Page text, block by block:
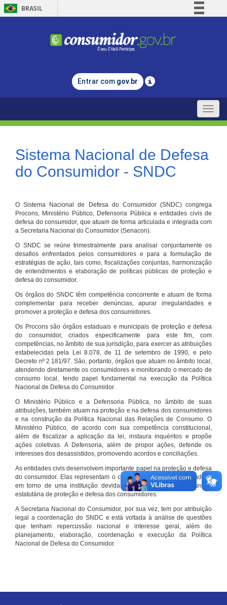
BRASIL
Comunica BR
Legislação
Entrar com gov.br
Toggle
Sistema Nacional de Defesa
do Consumidor - SNDC
O Sistema Nacional de Defesa do Consumidor (SNDC) congrega
Procons, Ministério Público, Defensoria Pública e entidades civis de
defesa do consumidor, que atuam de forma articulada e integrada com
a Secretaria Nacional do Consumidor (Senacon).
O SNDC se reúne trimestralmente para analisar conjuntamente os
desafios enfrentados pelos consumidores e para a formulação de
estratégias de ação, tais como, fiscalizações conjuntas, harmonização
de entendimentos e elaboração de políticas públicas de proteção e
defesa do consumidor.
Os órgãos do SNDC têm competência concorrente e atuam de forma
complementar para receber denúncias, apurar irregularidades e
promover a proteção e defesa dos consumidores.
Os Procons são órgãos estaduais e municipais de proteção e defesa
do consumidor, criados especificamente para este fim, com
competências, no âmbito de sua jurisdição, para exercer as atribuições
estabelecidas pela Lei 8.078, de 11 de setembro de 1990, e pelo
Decreto nº 2.181/97. São, portanto, órgãos que atuam no âmbito local,
atendendo diretamente os consumidores e monitorando o mercado de
consumo local, tendo papel fundamental na execução da Política
Nacional de Defesa do Consumidor.
O Ministério Público e a Defensoria Pública, no âmbito de suas
atribuições, também atuam na proteção e na defesa dos consumidores
e na construção da Política Nacional das Relações de Consumo. O
Ministério Público, de acordo com sua competência constitucional,
além de fiscalizar a aplicação da lei, instaura inquéritos e propõe
ações coletivas. A Defensoria, além de propor ações, defende os
interesses dos desassistidos, promovendo acordos e conciliações.
As entidades civis desenvolvem importante papel na proteção e defesa
do consumidor. Elas representam o conjunto organizado de cidadãos
em torno de uma instituição devidamente registrada e com função
estatutária de proteção e defesa dos consumidores.
A Secretaria Nacional do Consumidor, por sua vez, tem por atribuição
legal a coordenação do SNDC e está voltada à análise de questões
que tenham repercussão nacional e interesse geral, além do
planejamento, elaboração, coordenação e execução da Política
Nacional de Defesa do Consumidor.